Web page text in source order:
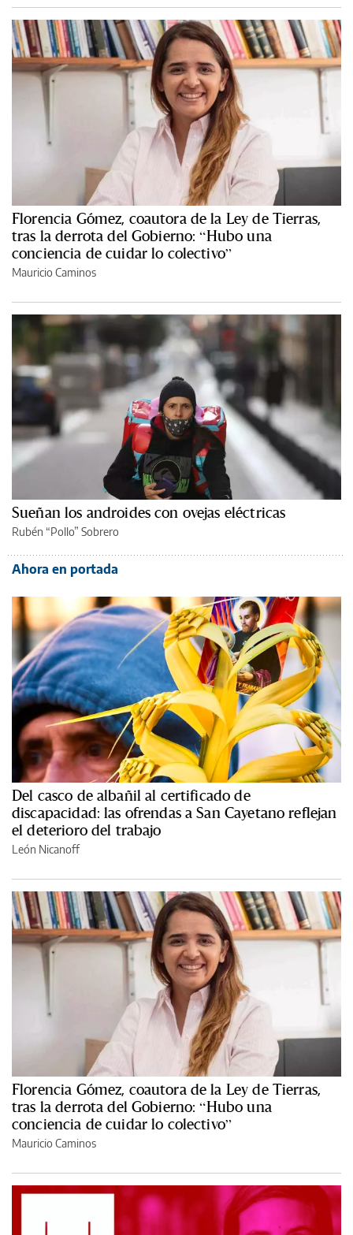
Florencia Gómez, coautora de la Ley de Tierras,
tras la derrota del Gobierno: “Hubo una
conciencia de cuidar lo colectivo”
Mauricio Caminos
Sueñan los androides con ovejas eléctricas
Rubén “Pollo” Sobrero
Ahora en portada
Del casco de albañil al certificado de
discapacidad: las ofrendas a San Cayetano reflejan
el deterioro del trabajo
León Nicanoff
Florencia Gómez, coautora de la Ley de Tierras,
tras la derrota del Gobierno: “Hubo una
conciencia de cuidar lo colectivo”
Mauricio Caminos